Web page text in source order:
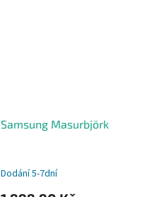
Samsung Masurbjörk
Dodání 5-7dní